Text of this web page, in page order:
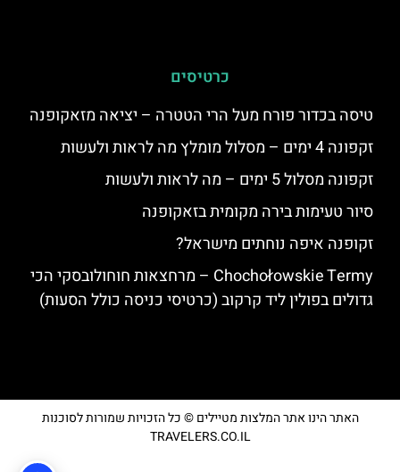
כרטיסים
טיסה בכדור פורח מעל הרי הטטרה – יציאה מזאקופנה
זקפונה 4 ימים – מסלול מומלץ מה לראות ולעשות
זקפונה מסלול 5 ימים – מה לראות ולעשות
סיור טעימות בירה מקומית בזאקופנה
זקופנה איפה נוחתים מישראל?
Chochołowskie Termy – מרחצאות חוחולובסקי הכי
גדולים בפולין ליד קרקוב (כרטיסי כניסה כולל הסעות)
האתר הינו אתר המלצות מטיילים © כל הזכויות שמורות לסוכנות
TRAVELERS.CO.IL